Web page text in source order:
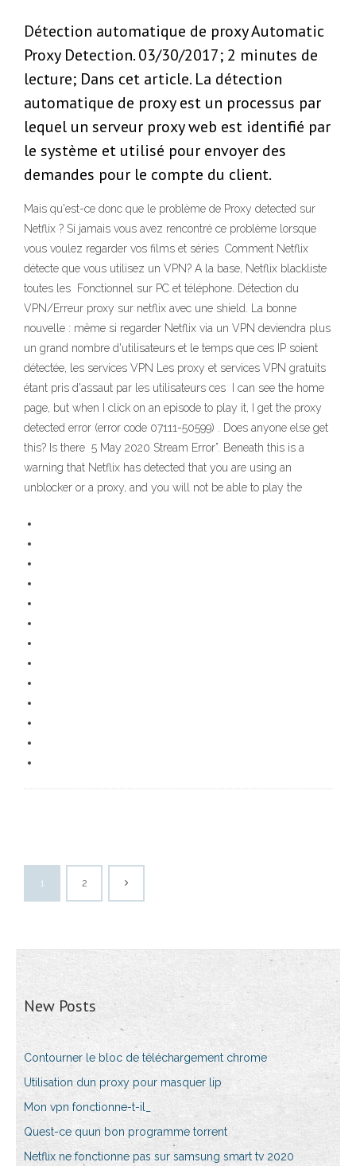
Détection automatique de proxy Automatic
Proxy Detection. 03/30/2017; 2 minutes de
lecture; Dans cet article. La détection
automatique de proxy est un processus par
lequel un serveur proxy web est identifié par
le système et utilisé pour envoyer des
demandes pour le compte du client.
Mais qu'est-ce donc que le problème de Proxy detected sur
Netflix ? Si jamais vous avez rencontré ce problème lorsque
vous voulez regarder vos films et séries Comment Netflix
détecte que vous utilisez un VPN? A la base, Netflix blackliste
toutes les Fonctionnel sur PC et téléphone. Détection du
VPN/Erreur proxy sur netflix avec une shield. La bonne
nouvelle : même si regarder Netflix via un VPN deviendra plus
un grand nombre d'utilisateurs et le temps que ces IP soient
détectée, les services VPN Les proxy et services VPN gratuits
étant pris d'assaut par les utilisateurs ces I can see the home
page, but when I click on an episode to play it, I get the proxy
detected error (error code 07111-50599) . Does anyone else get
this? Is there 5 May 2020 Stream Error”. Beneath this is a
warning that Netflix has detected that you are using an
unblocker or a proxy, and you will not be able to play the
1 2
New Posts
Contourner le bloc de téléchargement chrome
Utilisation dun proxy pour masquer lip
Mon vpn fonctionne-t-il_
Quest-ce quun bon programme torrent
Netflix ne fonctionne pas sur samsung smart tv 2020